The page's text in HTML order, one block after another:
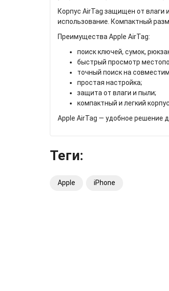
Корпус AirTag защищен от влаги
использование. Компактный
Преимущества Apple AirTag:
поиск ключей, сумок,
быстрый просмотр
точный поиск на
простая настройка;
защита от влаги и пыли;
компактный и легкий корпус.
Apple AirTag — удобное решение
Теги:
Apple iPhone